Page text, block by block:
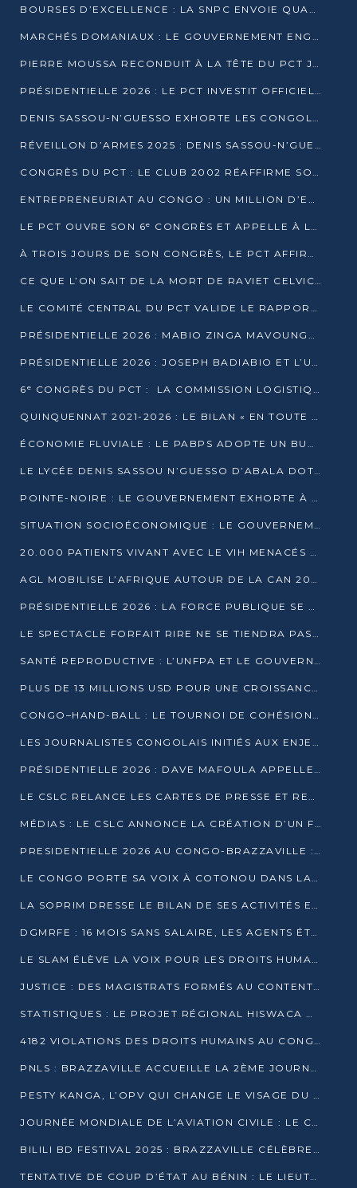
BOURSES D’EXCELLENCE : LA SNPC ENVOIE QUATRE NOUVEAUX TALENTS CONGOLAIS SE FORMER À BAKOU
MARCHÉS DOMANIAUX : LE GOUVERNEMENT ENGAGE LA STRUCTURATION DES TAXES D’ASSAINISSEMENT
PIERRE MOUSSA RECONDUIT À LA TÊTE DU PCT JUSQU’EN 2031
PRÉSIDENTIELLE 2026 : LE PCT INVESTIT OFFICIELLEMENT DENIS SASSOU NGUESSO
DENIS SASSOU-N’GUESSO EXHORTE LES CONGOLAIS À L’UNITÉ ET AU FAIR-PLAY DÉMOCRATIQUE EN 2026
RÉVEILLON D’ARMES 2025 : DENIS SASSOU-N’GUESSO GARANTIT DES ÉLECTIONS 2026 PAISIBLES ET SÉCURISÉES
CONGRÈS DU PCT : LE CLUB 2002 RÉAFFIRME SON SOUTIEN À DENIS SASSOU-N’GUESSO POUR 2026
ENTREPRENEURIAT AU CONGO : UN MILLION D’EUROS POUR FINANCER LES STARTUPS DÈS 2026
LE PCT OUVRE SON 6ᵉ CONGRÈS ET APPELLE À LA CANDIDATURE DE DENIS SASSOU NGUESSO
À TROIS JOURS DE SON CONGRÈS, LE PCT AFFIRME AVOIR ATTEINT TOUS SES OBJECTIFS
CE QUE L’ON SAIT DE LA MORT DE RAVIET CELVIC N’TSIANTSIE
LE COMITÉ CENTRAL DU PCT VALIDE LE RAPPORT DU CONGRÈS ET SOUTIENT DENIS SASSOU N’GUESSO
PRÉSIDENTIELLE 2026 : MABIO ZINGA MAVOUNGOU DÉCLARE SA CANDIDATURE ET CHARGE LE BILAN DU PCT
PRÉSIDENTIELLE 2026 : JOSEPH BADIABIO ET L’UDH-YUKI JOUENT LA PRUDENCE
6ᵉ CONGRÈS DU PCT : LA COMMISSION LOGISTIQUE ASSURE LA DISTRIBUTION DES KITS
QUINQUENNAT 2021-2026 : LE BILAN « EN TOUTE TRANSPARENCE » PRÉSENTÉ À LA PRESSE
ÉCONOMIE FLUVIALE : LE PABPS ADOPTE UN BUDGET 2026 DE PLUS DE 2,7 MILLIARDS FCFA
LE LYCÉE DENIS SASSOU N’GUESSO D’ABALA DOTÉ D’UNE SALLE MULTIMÉDIA
POINTE-NOIRE : LE GOUVERNEMENT EXHORTE À UN USAGE RESPONSABLE DU NOUVEAU MATÉRIEL MUNICIPAL
SITUATION SOCIOÉCONOMIQUE : LE GOUVERNEMENT INTERPELLÉ DEVANT LE SÉNAT
20.000 PATIENTS VIVANT AVEC LE VIH MENACÉS D’ARRÊT DE TRAITEMENT
AGL MOBILISE L’AFRIQUE AUTOUR DE LA CAN 2025
PRÉSIDENTIELLE 2026 : LA FORCE PUBLIQUE SE PRÉPARE À SÉCURISER LE SCRUTIN
LE SPECTACLE FORFAIT RIRE NE SE TIENDRA PAS LE 1ER JANVIER
SANTÉ REPRODUCTIVE : L’UNFPA ET LE GOUVERNEMENT AFFINENT LES PRIORITÉS DE 2026
PLUS DE 13 MILLIONS USD POUR UNE CROISSANCE VERTE ET SOUVERAINE
CONGO–HAND-BALL : LE TOURNOI DE COHÉSION ET DE FRATERNITÉ ALLUME SES LAMPIONS À BRAZZAVILLE
LES JOURNALISTES CONGOLAIS INITIÉS AUX ENJEUX DE L’ÉCONOMIE BLEUE
PRÉSIDENTIELLE 2026 : DAVE MAFOULA APPELLE LES CONGOLAIS À UN « NOUVEAU DÉPART »
LE CSLC RELANCE LES CARTES DE PRESSE ET RECONNAÎT OFFICIELLEMENT LES MÉDIAS EN LIGNE
MÉDIAS : LE CSLC ANNONCE LA CRÉATION D’UN FONDS D’APPUI À LA PRESSE
PRESIDENTIELLE 2026 AU CONGO-BRAZZAVILLE : UN CASTING ÉLARGI
LE CONGO PORTE SA VOIX À COTONOU DANS LA LUTTE CONTRE LA TUBERCULOSE
LA SOPRIM DRESSE LE BILAN DE SES ACTIVITÉS ET FIXE DE NOUVELLES PRIORITÉS
DGMRFE : 16 MOIS SANS SALAIRE, LES AGENTS ÉTOUFFENT DANS LE SILENCE
LE SLAM ÉLÈVE LA VOIX POUR LES DROITS HUMAINS À BRAZZAVILLE
JUSTICE : DES MAGISTRATS FORMÉS AU CONTENTIEUX DE LA PROPRIÉTÉ INTELLECTUELLE
STATISTIQUES : LE PROJET RÉGIONAL HISWACA OFFICIELLEMENT LANCÉ AU CONGO
4182 VIOLATIONS DES DROITS HUMAINS AU CONGO EN 2025 SELON LE CAD
PNLS : BRAZZAVILLE ACCUEILLE LA 2ÈME JOURNÉE SCIENTIFIQUE SUR LE VIH/SIDA
PESTY KANGA, L’OPV QUI CHANGE LE VISAGE DU REPORTAGE AU CONGO
JOURNÉE MONDIALE DE L’AVIATION CIVILE : LE CONGO MISE SUR L’INNOVATION ET LA SÉCURITÉ
BILILI BD FESTIVAL 2025 : BRAZZAVILLE CÉLÈBRE DIX ANS DE CRÉATION GRAPHIQUE AFRICAINE
TENTATIVE DE COUP D’ÉTAT AU BÉNIN : LE LIEUTENANT-COLONEL TIGRI S’AUTOPROCLAME CHEF D’UN COMITÉ MILITAIRE